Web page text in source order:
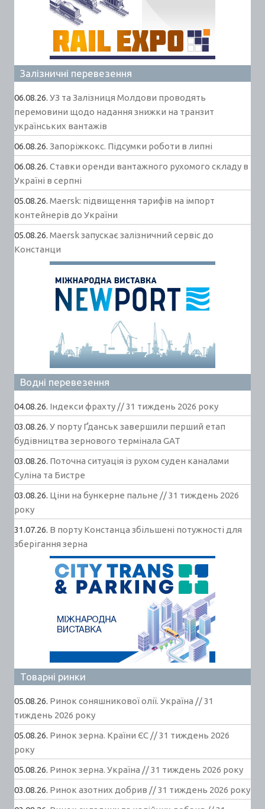
Залізничні перевезення
06.08.26. УЗ та Залізниця Молдови проводять
перемовини щодо надання знижки на транзит
українських вантажів
06.08.26. Запоріжкокс. Підсумки роботи в липні
06.08.26. Ставки оренди вантажного рухомого складу в
Україні в серпні
05.08.26. Maersk: підвищення тарифів на імпорт
контейнерів до України
05.08.26. Maersk запускає залізничний сервіс до
Констанци
Водні перевезення
04.08.26. Індекси фрахту // 31 тиждень 2026 року
03.08.26. У порту Ґданськ завершили перший етап
будівництва зернового термінала GAT
03.08.26. Поточна ситуація із рухом суден каналами
Суліна та Бистре
03.08.26. Ціни на бункерне пальне // 31 тиждень 2026
року
31.07.26. В порту Констанца збільшені потужності для
зберігання зерна
Товарні ринки
05.08.26. Ринок соняшникової олії. Україна // 31
тиждень 2026 року
05.08.26. Ринок зерна. Країни ЄС // 31 тиждень 2026
року
05.08.26. Ринок зерна. Україна // 31 тиждень 2026 року
03.08.26. Ринок азотних добрив // 31 тиждень 2026 року